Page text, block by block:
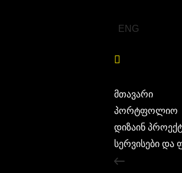
ENG
მთავარი
პორტფოლიო
დიზაინ
სერვისები და